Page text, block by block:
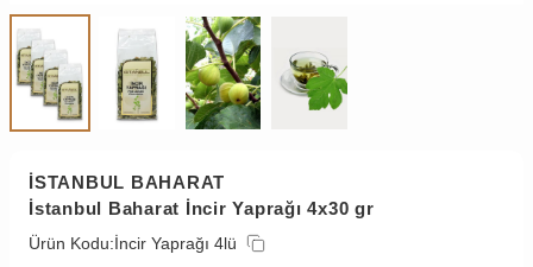
İSTANBUL BAHARAT
İstanbul Baharat İncir Yaprağı 4x30 gr
Ürün Kodu:İncir Yaprağı 4lü